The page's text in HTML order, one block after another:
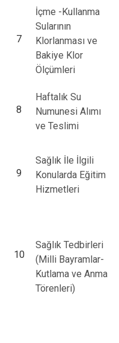
7
İçme -Kullanma
Sularının
Klorlanması ve
Bakiye Klor
Ölçümleri
8
Haftalık Su
Numunesi Alımı
ve Teslimi
9
Sağlık İle İlgili
Konularda Eğitim
Hizmetleri
10
Sağlık Tedbirleri
(Milli Bayramlar-
Kutlama ve Anma
Törenleri)